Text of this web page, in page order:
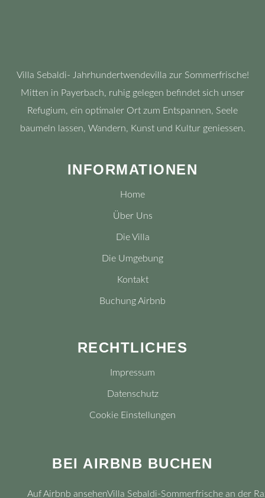
Villa Sebaldi- Jahrhundertwendevilla zur Sommerfrische!
Mitten in Payerbach, ruhig gelegen befindet sich unser
Refugium, ein optimaler Ort zum Entspannen, Seele
baumeln lassen, Wandern, Kunst und Kultur geniessen.
INFORMATIONEN
Home
Über Uns
Die Villa
Die Umgebung
Kontakt
Buchung Airbnb
RECHTLICHES
Impressum
Datenschutz
Cookie Einstellungen
BEI AIRBNB BUCHEN
Auf Airbnb ansehenVilla Sebaldi-Sommerfrische an der